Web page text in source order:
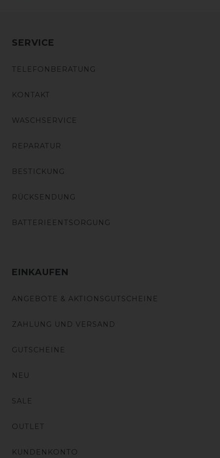
SERVICE
TELEFONBERATUNG
KONTAKT
WASCHSERVICE
REPARATUR
BESTICKUNG
RÜCKSENDUNG
BATTERIEENTSORGUNG
EINKAUFEN
ANGEBOTE & AKTIONSGUTSCHEINE
ZAHLUNG UND VERSAND
GUTSCHEINE
NEU
SALE
OUTLET
KUNDENKONTO